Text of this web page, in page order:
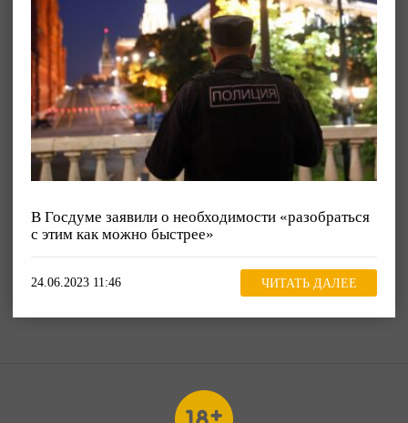
В Госдуме заявили о необходимости «разобраться
с этим как можно быстрее»
24.06.2023 11:46 ЧИТАТЬ ДАЛЕЕ